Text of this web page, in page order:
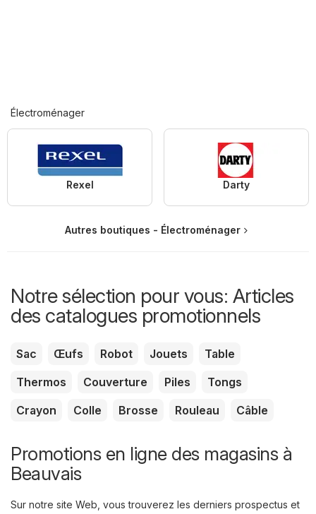
Électroménager
Rexel Darty
Autres boutiques - Électroménager
Notre sélection pour vous: Articles
des catalogues promotionnels
Sac Œufs Robot Jouets
Table
Thermos
Couverture Piles
Tongs
Crayon
Colle Brosse Rouleau Câble
Promotions en ligne des magasins à
Beauvais
Sur notre site Web, vous trouverez les derniers prospectus et